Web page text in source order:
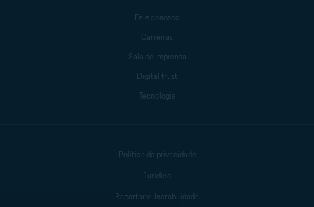
Fale conosco
Carreiras
Sala de Imprensa
Digital trust
Tecnologia
Política de privacidade
Jurídico
Reportar vulnerabilidade